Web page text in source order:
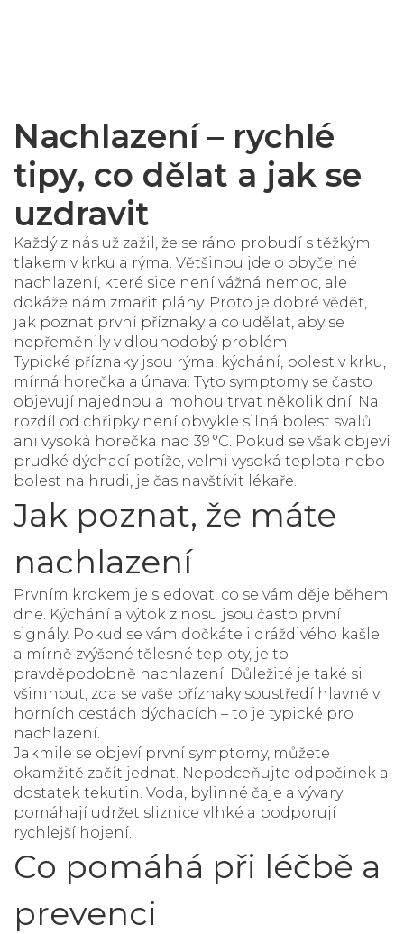
Nachlazení – rychlé
tipy, co dělat a jak se
uzdravit
Každý z nás už zažil, že se ráno probudí s těžkým
tlakem v krku a rýma. Většinou jde o obyčejné
nachlazení, které sice není vážná nemoc, ale
dokáže nám zmařit plány. Proto je dobré vědět,
jak poznat první příznaky a co udělat, aby se
nepřeměnily v dlouhodobý problém.
Typické příznaky jsou rýma, kýchání, bolest v krku,
mírná horečka a únava. Tyto symptomy se často
objevují najednou a mohou trvat několik dní. Na
rozdíl od chřipky není obvykle silná bolest svalů
ani vysoká horečka nad 39 °C. Pokud se však objeví
prudké dýchací potíže, velmi vysoká teplota nebo
bolest na hrudi, je čas navštívit lékaře.
Jak poznat, že máte
nachlazení
Prvním krokem je sledovat, co se vám děje během
dne. Kýchání a výtok z nosu jsou často první
signály. Pokud se vám dočkáte i dráždivého kašle
a mírně zvýšené tělesné teploty, je to
pravděpodobně nachlazení. Důležité je také si
všimnout, zda se vaše příznaky soustředí hlavně v
horních cestách dýchacích – to je typické pro
nachlazení.
Jakmile se objeví první symptomy, můžete
okamžitě začít jednat. Nepodceňujte odpočinek a
dostatek tekutin. Voda, bylinné čaje a vývary
pomáhají udržet sliznice vlhké a podporují
rychlejší hojení.
Co pomáhá při léčbě a
prevenci